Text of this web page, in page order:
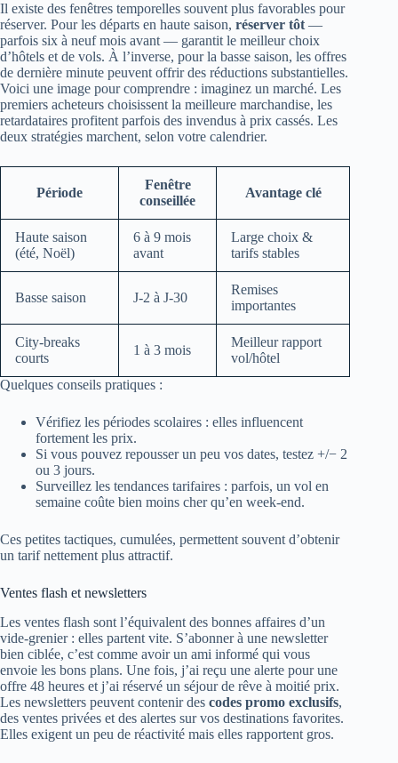
Il existe des fenêtres temporelles souvent plus favorables pour
réserver. Pour les départs en haute saison, réserver tôt—
parfois six à neuf mois avant — garantit le meilleur choix
d’hôtels et de vols. À l’inverse, pour la basse saison, les offres
de dernière minute peuvent offrir des réductions substantielles.
Voici une image pour comprendre : imaginez un marché. Les
premiers acheteurs choisissent la meilleure marchandise, les
retardataires profitent parfois des invendus à prix cassés. Les
deux stratégies marchent, selon votre calendrier.
Période
Fenêtre
conseillée
Avantage clé
Haute saison
(été, Noël)
6 à 9 mois
avant
Large choix &
tarifs stables
Basse saison J-2 à J-30
Remises
importantes
City-breaks
courts
1 à 3 mois
Meilleur rapport
vol/hôtel
Quelques conseils pratiques :
Vérifiez les périodes scolaires : elles influencent
fortement les prix.
Si vous pouvez repousser un peu vos dates, testez +/− 2
ou 3 jours.
Surveillez les tendances tarifaires : parfois, un vol en
semaine coûte bien moins cher qu’en week-end.
Ces petites tactiques, cumulées, permettent souvent d’obtenir
un tarif nettement plus attractif.
Ventes flash et newsletters
Les ventes flash sont l’équivalent des bonnes affaires d’un
vide-grenier : elles partent vite. S’abonner à une newsletter
bien ciblée, c’est comme avoir un ami informé qui vous
envoie les bons plans. Une fois, j’ai reçu une alerte pour une
offre 48 heures et j’ai réservé un séjour de rêve à moitié prix.
Les newsletters peuvent contenir des codes promo exclusifs,
des ventes privées et des alertes sur vos destinations favorites.
Elles exigent un peu de réactivité mais elles rapportent gros.